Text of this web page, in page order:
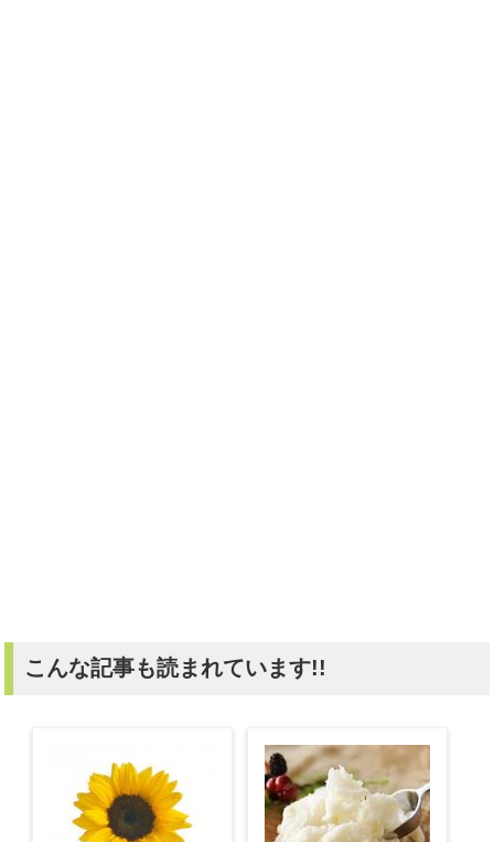
こんな記事も読まれています!!